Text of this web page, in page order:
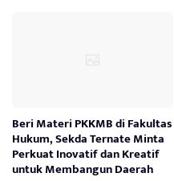
Beri Materi PKKMB di Fakultas
Hukum, Sekda Ternate Minta
Perkuat Inovatif dan Kreatif
untuk Membangun Daerah